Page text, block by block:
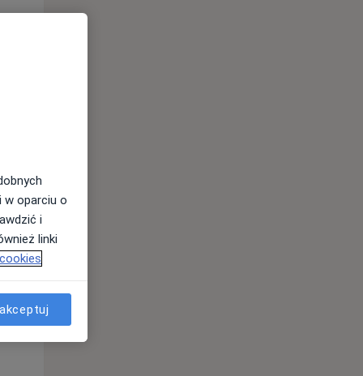
Śr,
12 Sie
w oparciu o
i
linki